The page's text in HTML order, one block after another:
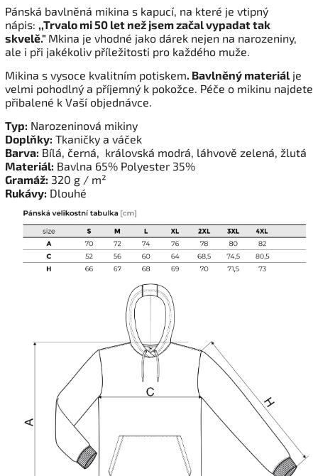
Pánská bavlněná mikina s kapucí, na které je vtipný
nápis: ,,Trvalo mi 50 let než jsem začal vypadat tak
skvelě." Mkina je vhodné jako dárek nejen na narozeniny,
ale i při jakékoliv příležitosti pro každého muže.
Mikina s vysoce kvalitním potiskem. Bavlněný materiál je
velmi pohodlný a příjemný k pokožce. Péče o mikinu najdete
přibalené k Vaší objednávce.
Typ: Narozeninová mikiny
Doplňky: Tkaničky a váček
Barva: Bílá, černá, královská modrá, láhvově zelená, žlutá
Materiál: Bavlna 65% Polyester 35%
Gramáž: 320 g / m²
Rukávy: Dlouhé